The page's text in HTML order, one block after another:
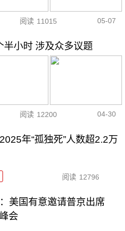
阅读 11015 05-07
半小时 涉及众多议题
阅读 12200 04-30
年“孤独死”人数超2.2万
阅读 12796
美国有意邀请普京出席
会